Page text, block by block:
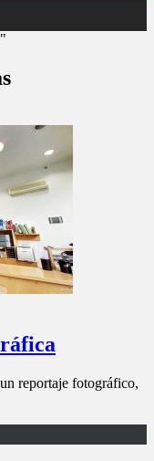
reportaje fotográfico,